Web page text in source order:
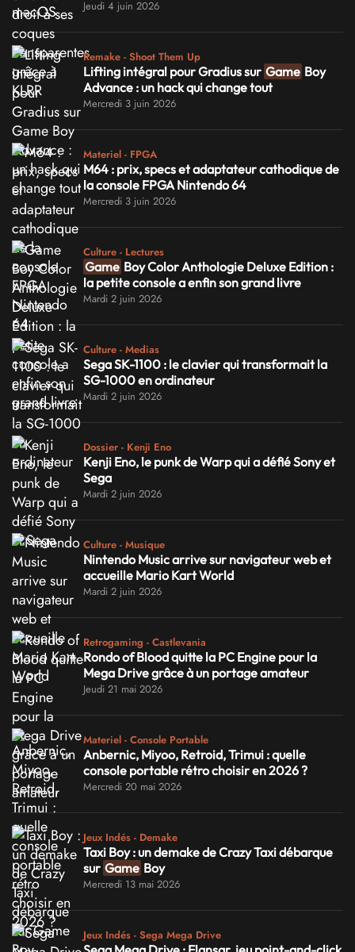
Jeudi 4 juin 2026
Remake - Shoot Them Up
Lifting intégral pour Gradius sur Game Boy
Advance : un hack qui change tout
Mercredi 3 juin 2026
Materiel - FPGA
M64 : prix, specs et adaptateur cathodique de
la console FPGA Nintendo 64
Mercredi 3 juin 2026
Culture - Lectures
Game Boy Color Anthologie Deluxe Edition :
la petite console a enfin son grand livre
Mardi 2 juin 2026
Culture - Medias
Sega SK-1100 : le clavier qui transformait la
SG-1000 en ordinateur
Mardi 2 juin 2026
Dossier - Kenji Eno
Kenji Eno, le punk de Warp qui a défié Sony et
Sega
Mardi 2 juin 2026
Culture - Musique
Nintendo Music arrive sur navigateur web et
accueille Mario Kart World
Mardi 2 juin 2026
Retrogaming - Castlevania
Rondo of Blood quitte la PC Engine pour la
Mega Drive grâce à un portage amateur
Jeudi 21 mai 2026
Materiel - Console Portable
Anbernic, Miyoo, Retroid, Trimui : quelle
console portable rétro choisir en 2026 ?
Mercredi 20 mai 2026
Jeux Indés - Demake
Taxi Boy : un demake de Crazy Taxi débarque
sur Game Boy
Mercredi 13 mai 2026
Jeux Indés - Sega Mega Drive